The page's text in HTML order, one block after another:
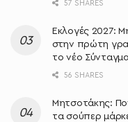
57 SHARES
Εκλογές 2027:
στην πρώτη
το νέο Σύνταγμα
56 SHARES
Μητσοτάκης:
τα σούπερ